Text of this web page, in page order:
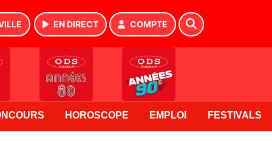
EN DIRECT COMPTE
HOROSCOPE EMPLOI FESTIVALS